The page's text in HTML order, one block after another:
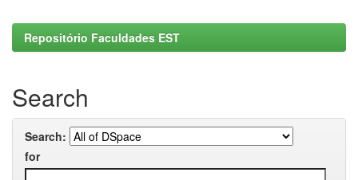
Repositório Faculdades EST
Search
Search:
for